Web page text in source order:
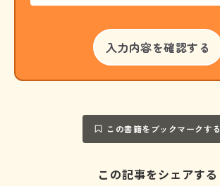
この書籍をブックマークする
この記事をシェアする